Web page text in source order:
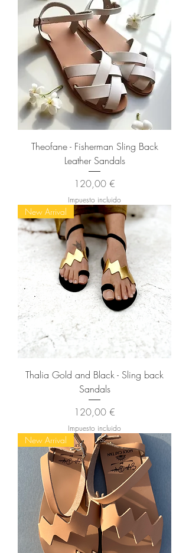
Theofane - Fisherman Sling Back
Leather Sandals
Precio
120,00 €
Impuesto incluido
New Arrival
Thalia Gold and Black - Sling back
Sandals
Precio
120,00 €
Impuesto incluido
New Arrival